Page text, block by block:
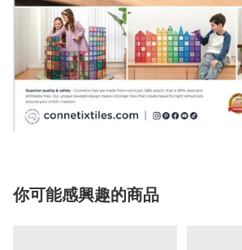
你可能感興趣的商品